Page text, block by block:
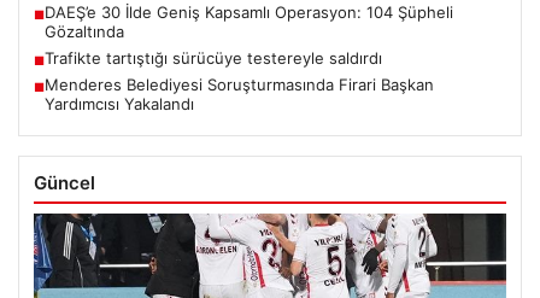
■DAEŞ’e 30 İlde Geniş Kapsamlı Operasyon: 104 Şüpheli
Gözaltında
■Trafikte tartıştığı sürücüye testereyle saldırdı
■Menderes Belediyesi Soruşturmasında Firari Başkan
Yardımcısı Yakalandı
Güncel